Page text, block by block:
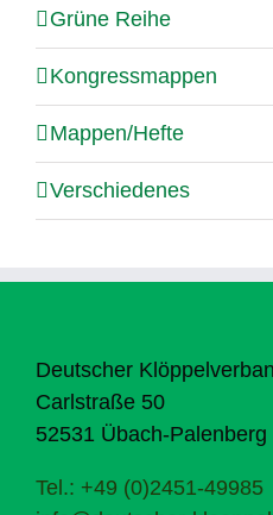
Grüne Reihe
Kongressmappen
Mappen/Hefte
Verschiedenes
Deutscher
Carlstraße 50
52531 Übach-Palenberg
Tel.: +49 (0)2451-49985